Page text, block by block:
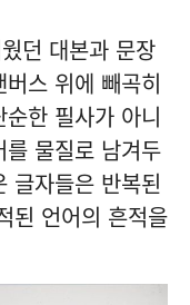
던 대본과 문장
스 위에 빼곡히
한 필사가 아니
물질로 남겨두
글자들은 반복된
된 언어의 흔적을